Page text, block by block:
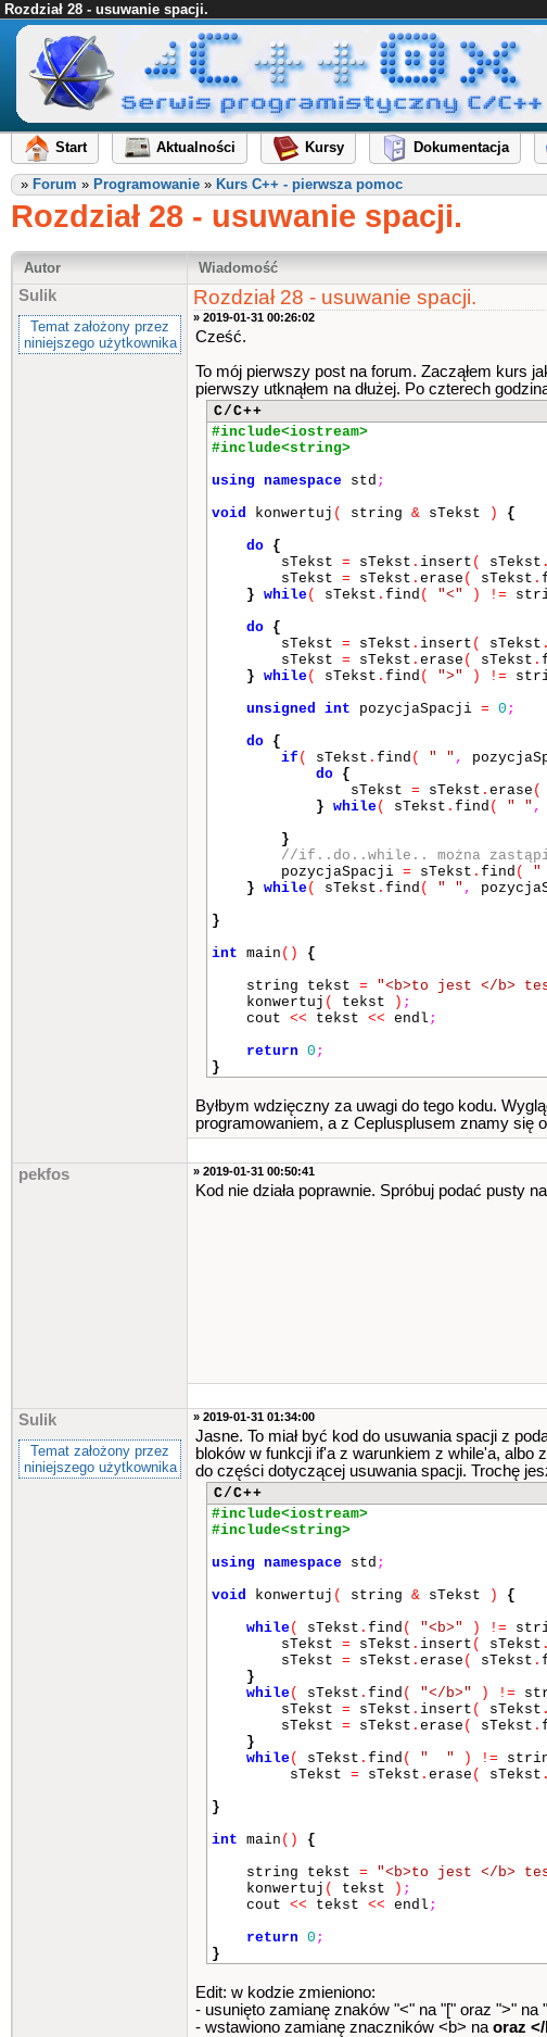
Rozdział 28 - usuwanie spacji.
Start Aktualności Kursy Dokumentacja
» Forum » Programowanie » Kurs C++ - pierwsza pomoc
Rozdział 28 - usuwanie spacji.
Autor
Wiadomość
Sulik
Temat założony przez
niniejszego użytkownika
Rozdział 28 - usuwanie spacji.
» 2019-01-31 00:26:02
Cześć.
To mój pierwszy post na forum. Zacząłem kurs
pierwszy utknąłem na dłużej. Po czterech
C/C++
#include<iostream>
#include<string>
using namespace std ;
void konwertuj ( string & sTekst )
{
do {
sTekst = sTekst . insert ( sTekst .
sTekst = sTekst . erase ( sTekst .
} while( sTekst . find ( "<" ) !=
do {
sTekst = sTekst . insert ( sTekst .
sTekst = sTekst . erase ( sTekst .
} while( sTekst . find ( ">" ) !=
unsigned int pozycjaSpacji = 0 ;
do {
if ( sTekst . find ( " " ,
do {
sTekst = sTekst . erase (
} while( sTekst . find ( " " ,
}
//if..do..while.. można
pozycjaSpacji = sTekst . find ( "
} while( sTekst . find ( " " ,
}
int main ()
{
string tekst = "<b>to jest </
konwertuj ( tekst ) ;
cout << tekst << endl ;
return 0 ;
}
Byłbym wdzięczny za uwagi do tego kodu.
programowaniem, a z Ceplusplusem znamy się
pekfos » 2019-01-31 00:50:41
Kod nie działa poprawnie. Spróbuj podać pusty
Sulik
Temat założony przez
niniejszego użytkownika
» 2019-01-31 01:34:00
Jasne. To miał być kod do usuwania spacji z
bloków w funkcji if'a z warunkiem z while'a, albo
do części dotyczącej usuwania spacji. Trochę
C/C++
#include<iostream>
#include<string>
using namespace std ;
void konwertuj ( string & sTekst )
{
while( sTekst . find ( "<b>" ) !=
sTekst = sTekst . insert ( sTekst .
sTekst = sTekst . erase ( sTekst .
}
while( sTekst . find ( "</b>" ) !=
sTekst = sTekst . insert ( sTekst .
sTekst = sTekst . erase ( sTekst .
}
while( sTekst . find ( " " ) !=
sTekst = sTekst . erase ( sTekst .
}
int main ()
{
string tekst = "<b>to jest </
konwertuj ( tekst ) ;
cout << tekst << endl ;
return 0 ;
}
Edit: w kodzie zmieniono:
- usunięto zamianę znaków "<" na "[" oraz ">" na
- wstawiono zamianę znaczników <b> na oraz